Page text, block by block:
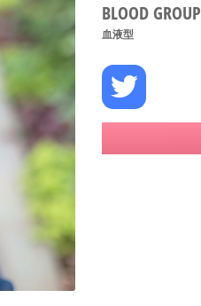
BLOOD GROUP
血液型